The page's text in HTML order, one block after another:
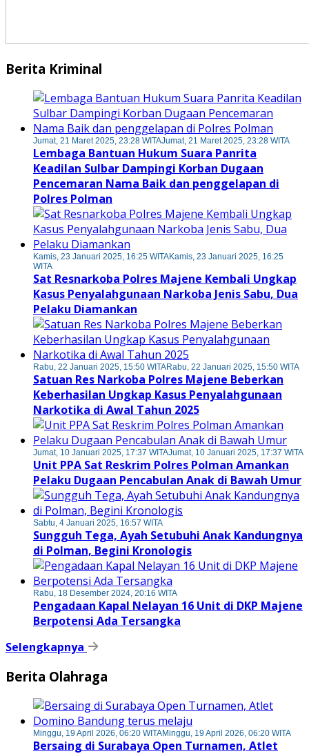
Berita Kriminal
Jumat, 21 Maret 2025, 23:28 WITAJumat, 21 Maret 2025, 23:28 WITA
Lembaga Bantuan Hukum Suara Panrita
Keadilan Sulbar Dampingi Korban Dugaan
Pencemaran Nama Baik dan penggelapan di
Polres Polman
Kamis, 23 Januari 2025, 16:25 WITAKamis, 23 Januari 2025, 16:25
WITA
Sat Resnarkoba Polres Majene Kembali Ungkap
Kasus Penyalahgunaan Narkoba Jenis Sabu, Dua
Pelaku Diamankan
Rabu, 22 Januari 2025, 15:50 WITARabu, 22 Januari 2025, 15:50 WITA
Satuan Res Narkoba Polres Majene Beberkan
Keberhasilan Ungkap Kasus Penyalahgunaan
Narkotika di Awal Tahun 2025
Jumat, 10 Januari 2025, 17:37 WITAJumat, 10 Januari 2025, 17:37 WITA
Unit PPA Sat Reskrim Polres Polman Amankan
Pelaku Dugaan Pencabulan Anak di Bawah Umur
Sabtu, 4 Januari 2025, 16:57 WITA
Sungguh Tega, Ayah Setubuhi Anak Kandungnya
di Polman, Begini Kronologis
Rabu, 18 Desember 2024, 20:16 WITA
Pengadaan Kapal Nelayan 16 Unit di DKP Majene
Berpotensi Ada Tersangka
Selengkapnya
Berita Olahraga
Minggu, 19 April 2026, 06:20 WITAMinggu, 19 April 2026, 06:20 WITA
Bersaing di Surabaya Open Turnamen, Atlet